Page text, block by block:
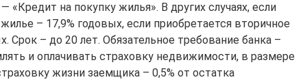
«Кредит на покупку жилья». В других случаях, если
– 17,9% годовых, если приобретается вторичное
Срок – до 20 лет. Обязательное требование банка –
и оплачивать страховку недвижимости, в размере
жизни заемщика – 0,5% от остатка